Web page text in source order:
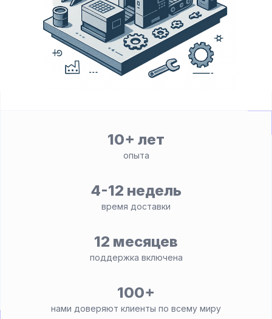
10+ лет
опыта
4-12 недель
время доставки
12 месяцев
поддержка включена
100+
нами доверяют клиенты по всему миру